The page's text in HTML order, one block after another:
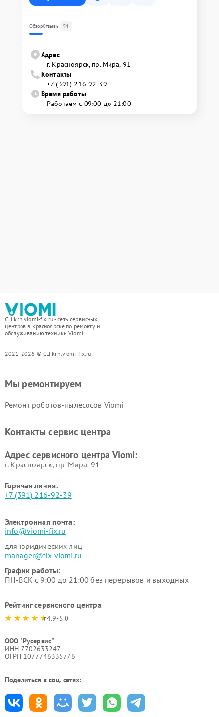
ОбзорОтзывы 51
Адрес
г. Красноярск, ​пр. Мира, 91
Контакты
+7 (391) 216-92-39
Время работы
Работаем с 09:00 до 21:00
СЦ krn.viomi-fix.ru - сеть сервисных
центров в Красноярске по ремонту и
обслуживанию техники Viomi
2021-2026 © СЦ krn.viomi-fix.ru
Мы ремонтируем
Ремонт роботов-пылесосов Viomi
Контакты сервис центра
Адрес сервисного центра Viomi:
г. Красноярск, ​пр. Мира, 91
Горячая линия:
+7 (391) 216-92-39
Электронная почта:
info@viomi-fix.ru
для юридических лиц
manager@fix-viomi.ru
График работы:
ПН-ВСК с 9:00 до 21:00 без перерывов и выходных
Рейтинг сервисного центра
4.9-5.0
ООО "Русервис"
ИНН 7702633247
ОГРН 1077746335776
Поделиться в соц. сетях: